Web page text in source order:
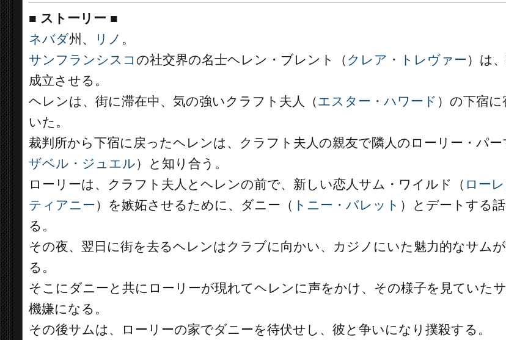
■ ストーリー ■
ネバダ州、 リノ 。
サンフランシスコ の社交界の名士ヘレン・ブレント（ クレア・トレヴァー）は
成立させる。
ヘレンは、街に滞在中、気の強いクラフト夫人（エスター・ハワード ）の下宿に
いた。
裁判所から下宿に戻ったヘレンは、クラフト夫人の親友で隣人のローリー・パー
ザベル・ジュエル）と知り合う。
ローリーは、クラフト夫人とヘレンの前で、新しい恋人サム・ワイルド（ ロー
ティアニー）を嫉妬させるために、ダニー（ トニー・バレット ）とデートする
る。
その夜、翌日に街を去るヘレンはクラブに向かい、カジノにいた魅力的なサム
る。
そこにダニーと共にローリーが現れてヘレンに声をかけ、その様子を見ていた
機嫌になる。
その後サムは、ローリーの家でダニーを待伏せし、彼と争いになり撲殺する。